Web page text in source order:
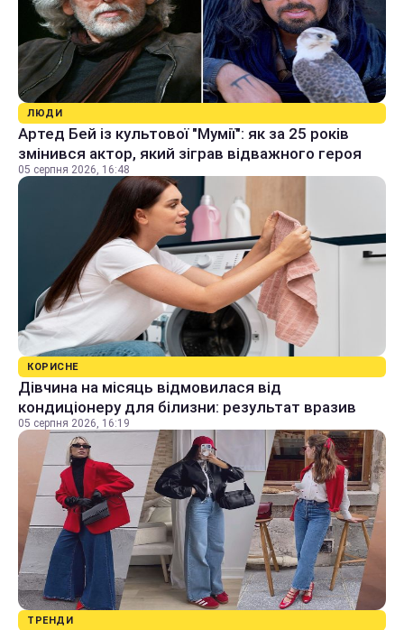
ЛЮДИ
Артед Бей із культової "Мумії": як за 25 років
змінився актор, який зіграв відважного героя
05 серпня 2026, 16:48
КОРИСНЕ
Дівчина на місяць відмовилася від
кондиціонеру для білизни: результат вразив
05 серпня 2026, 16:19
ТРЕНДИ